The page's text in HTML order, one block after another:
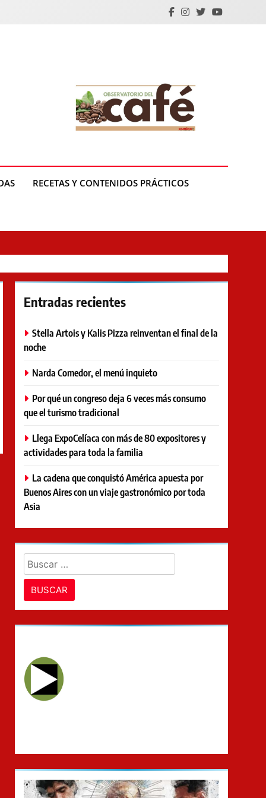
RECETAS Y CONTENIDOS PRÁCTICOS
Entradas recientes
Stella Artois y Kalis Pizza reinventan el final de la
noche
Narda Comedor, el menú inquieto
Por qué un congreso deja 6 veces más consumo
que el turismo tradicional
Llega ExpoCelíaca con más de 80 expositores y
actividades para toda la familia
La cadena que conquistó América apuesta por
Buenos Aires con un viaje gastronómico por toda
Asia
Buscar: